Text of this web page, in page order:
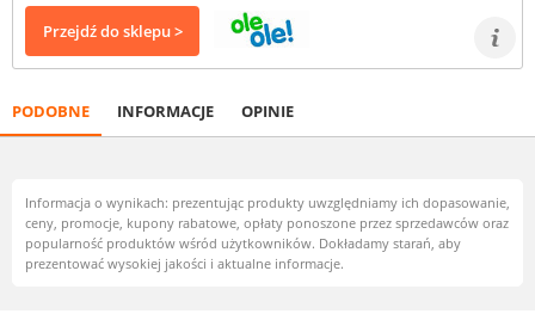
Przejdź do sklepu >
PODOBNE INFORMACJE OPINIE
Informacja o wynikach: prezentując produkty uwzględniamy ich dopasowanie,
ceny, promocje, kupony rabatowe, opłaty ponoszone przez sprzedawców oraz
popularność produktów wśród użytkowników. Dokładamy starań, aby
prezentować wysokiej jakości i aktualne informacje.